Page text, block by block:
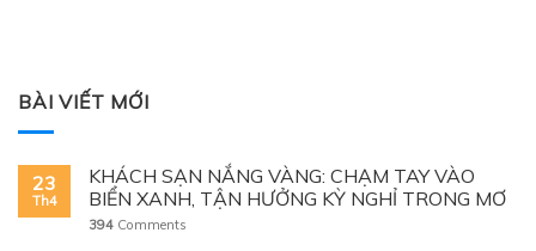
BÀI VIẾT MỚI
23
Th4
KHÁCH SẠN NẮNG VÀNG: CHẠM TAY VÀO
BIỂN XANH, TẬN HƯỞNG KỲ NGHỈ TRONG MƠ
394 Comments